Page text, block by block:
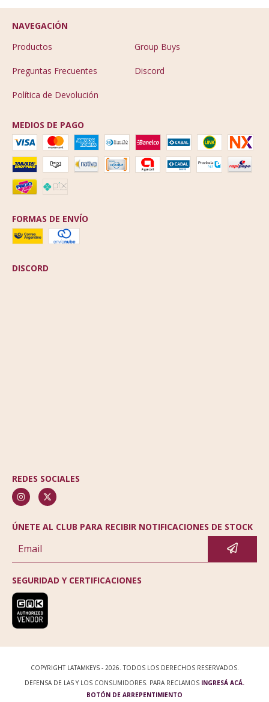
NAVEGACIÓN
Productos
Group Buys
Preguntas Frecuentes Discord
Política de Devolución
MEDIOS DE PAGO
FORMAS DE ENVÍO
DISCORD
REDES SOCIALES
ÚNETE AL CLUB PARA RECIBIR NOTIFICACIONES DE STOCK
SEGURIDAD Y CERTIFICACIONES
COPYRIGHT LATAMKEYS - 2026. TODOS LOS DERECHOS RESERVADOS.
DEFENSA DE LAS Y LOS CONSUMIDORES. PARA RECLAMOS INGRESÁ ACÁ.
BOTÓN DE ARREPENTIMIENTO